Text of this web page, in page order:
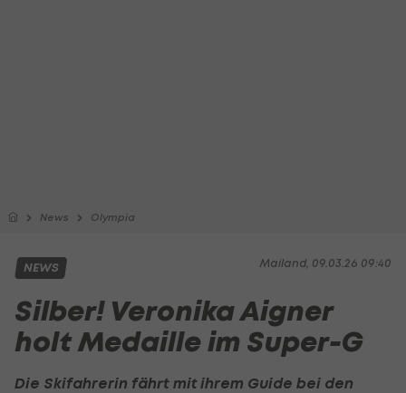
News Olympia
Mailand, 09.03.26 09:40
NEWS
Silber! Veronika Aigner
holt Medaille im Super-G
Die Skifahrerin fährt mit ihrem Guide bei den